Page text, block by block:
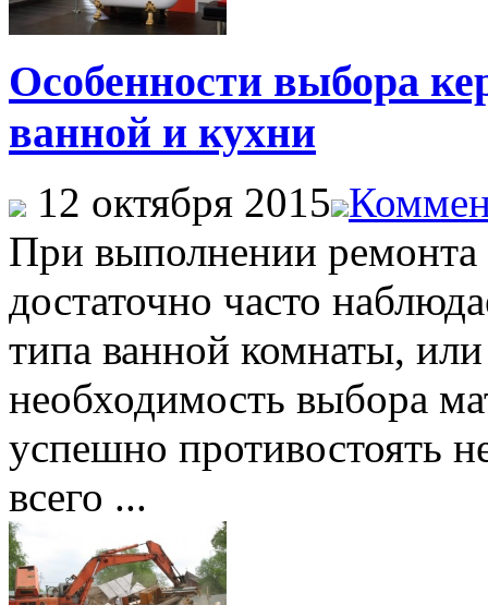
Особенности выбора
ванной и кухни
12 октября 2015
При выполнении
достаточно часто
типа ванной комнаты,
необходимость выбора
успешно противостоять
всего ...